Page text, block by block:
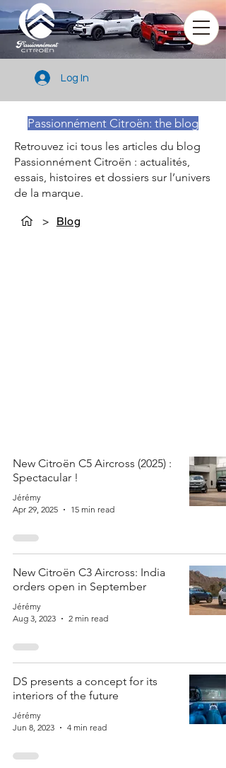
Log In
Passionnément Citroën: the blog
Retrouvez ici tous les articles du blog
Passionnément Citroën : actualités,
essais, histoires et dossiers sur l’univers
de la marque.
> Blog
New Citroën C5 Aircross (2025) :
Spectacular !
Jérémy
Apr 29, 2025
15 min read
New Citroën C3 Aircross: India
orders open in September
Jérémy
Aug 3, 2023
2 min read
DS presents a concept for its
interiors of the future
Jérémy
Jun 8, 2023
4 min read